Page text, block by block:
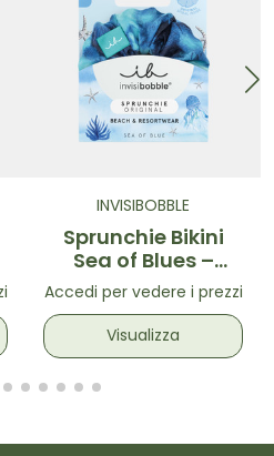
INVISIBOBBLE
Sprunchie Bikini
Sea of Blues –
Elastico in tessuto
Blu con spirale
interna
Accedi per vedere i prezzi
Visualizza